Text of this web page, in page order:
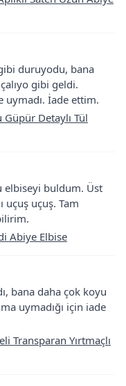
duruyodu, bana
gibi geldi.
uymadı. İade ettim.
Güpür Detaylı Tül
elbiseyi buldum. Üst
uçuş uçuş. Tam
Abiye Elbise
bana daha çok koyu
uymadığı için iade
Transparan Yırtmaçlı